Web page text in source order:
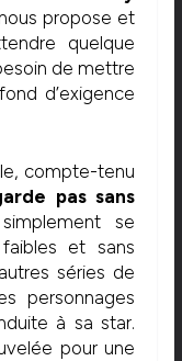
propose et
quelque
de mettre
d’exigence
compte-tenu
pas sans
se
et sans
séries de
personnages
à sa star.
pour une